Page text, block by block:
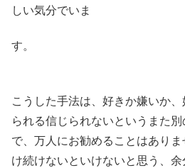
しい気分でいま
す。
こうした手法は、好きか嫌いか
られる信じられないというまた
で、万人にお勧めることはあり
け続けないといけないと思う、